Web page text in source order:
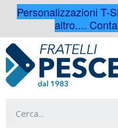
Personalizzazioni T-
altro....